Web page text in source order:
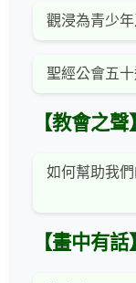
觀浸為青少
聖經公會五
【教會之聲】
如何幫助我
【畫中有話】